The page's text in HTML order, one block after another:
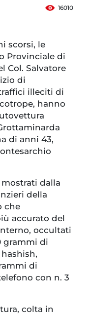
16010
scorsi, le
Provinciale di
Col. Salvatore
di
illeciti di
hanno
di anni 43,
mostrati dalla
della
che
accurato del
occultati
grammi di
di
con n. 3
colta in